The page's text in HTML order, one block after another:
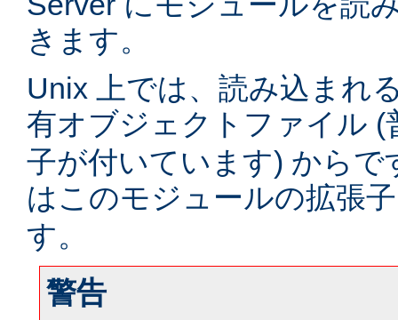
きます。
Unix 上では、読み込まれ
有オブジェクトファイル
子が付いています) からで
はこのモジュールの拡張
す。
警告